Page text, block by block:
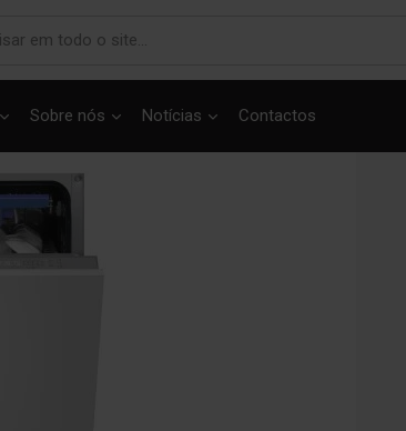
Sobre nós Notícias Contactos